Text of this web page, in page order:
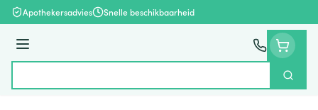
Ga naar de inhoud
Apothekersadvies Snelle beschikbaarheid
Menu
Zoek